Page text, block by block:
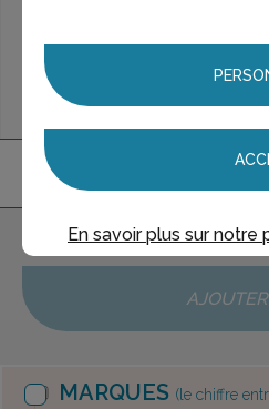
marque
Aucune
MARQUES (le chiffre
En savoir plus sur